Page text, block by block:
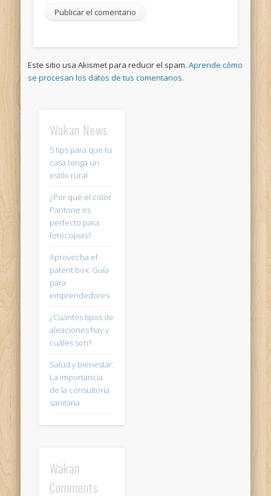
Este sitio usa Akismet para reducir el spam.Aprende cómo
se procesan los datos de tus comentarios.
Wakan News
5 tips para que tu
casa tenga un
estilo rural
¿Por qué el color
Pantone es
perfecto para
fotocopias?
Aprovecha el
patent box: Guía
para
emprendedores
¿Cuántos tipos de
aleaciones hay y
cuáles son?
Salud y bienestar:
La importancia
de la consultoría
sanitaria
Wakan
Comments